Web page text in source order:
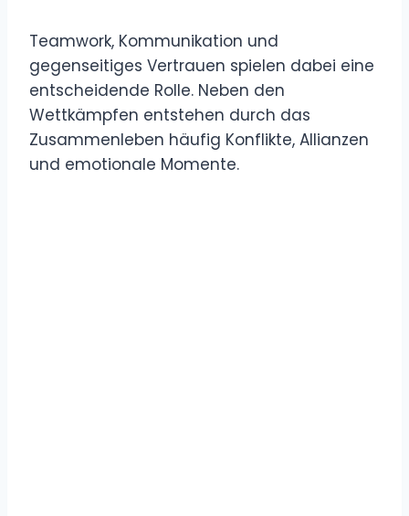
Teamwork, Kommunikation und
gegenseitiges Vertrauen spielen dabei eine
entscheidende Rolle. Neben den
Wettkämpfen entstehen durch das
Zusammenleben häufig Konflikte, Allianzen
und emotionale Momente.